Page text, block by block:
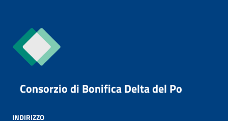
Consorzio di Bonifica Delta del Po
INDIRIZZO